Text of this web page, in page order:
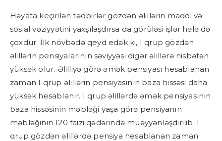
Həyata keçirilən tədbirlər gözdən əlillərin maddi və
sosial vəziyyətini yaxşılaşdırsa da görüləsi işlər hələ də
çoxdur. İlk növbədə qeyd edək ki, I qrup gözdən
əlillərin pensiyalarının səviyyəsi digər əlillərə nisbətən
yüksək olur. Əlilliyə görə əmək pensiyası hesablanan
zaman I qrup əlillərin pensiyasının baza hissəsi daha
yüksək hesablanır. I qrup əlillərdə əmək pensiyasının
baza hissəsinin məbləği yaşa görə pensiyanın
məbləğinin 120 faizi qədərində müəyyənləşdirilib. I
qrup gözdən əlillərdə pensiya hesablanan zaman